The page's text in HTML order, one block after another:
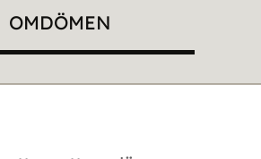
OMDÖMEN